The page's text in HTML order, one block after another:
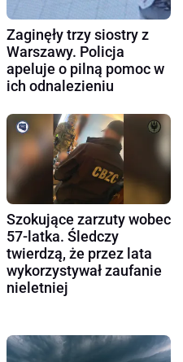
Zaginęły trzy siostry z
Warszawy. Policja
apeluje o pilną pomoc w
ich odnalezieniu
Szokujące zarzuty wobec
57-latka. Śledczy
twierdzą, że przez lata
wykorzystywał zaufanie
nieletniej